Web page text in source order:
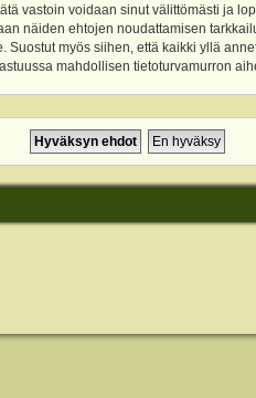
vastoin voidaan sinut välittömästi ja
näiden ehtojen noudattamisen
myös siihen, että kaikki yllä
mahdollisen tietoturvamurron